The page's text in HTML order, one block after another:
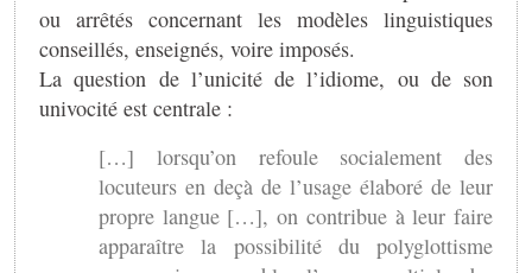
ou arrêtés concernant les modèles linguistiques
conseillés, enseignés, voire imposés.
La question de l’unicité de l’idiome, ou de son
univocité est centrale :
[…] lorsqu’on refoule socialement des
locuteurs en deçà de l’usage élaboré de leur
propre langue […], on contribue à leur faire
apparaître la possibilité du polyglottisme